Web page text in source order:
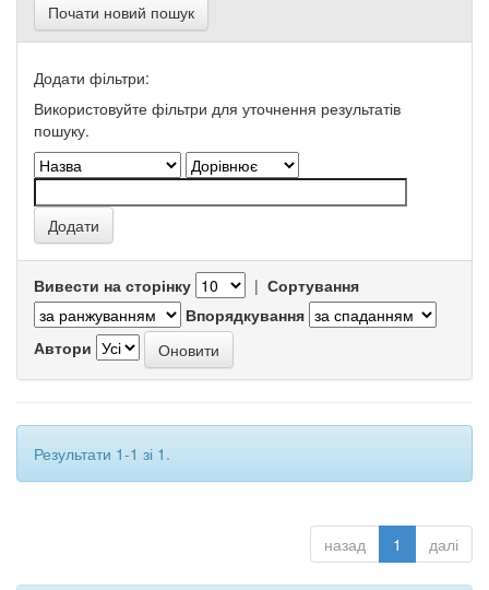
Почати новий пошук
Додати фільтри:
Використовуйте фільтри для уточнення результатів
пошуку.
Вивести на сторінку | Сортування
Впорядкування
Автори
Результати 1-1 зі 1.
назад 1 далі